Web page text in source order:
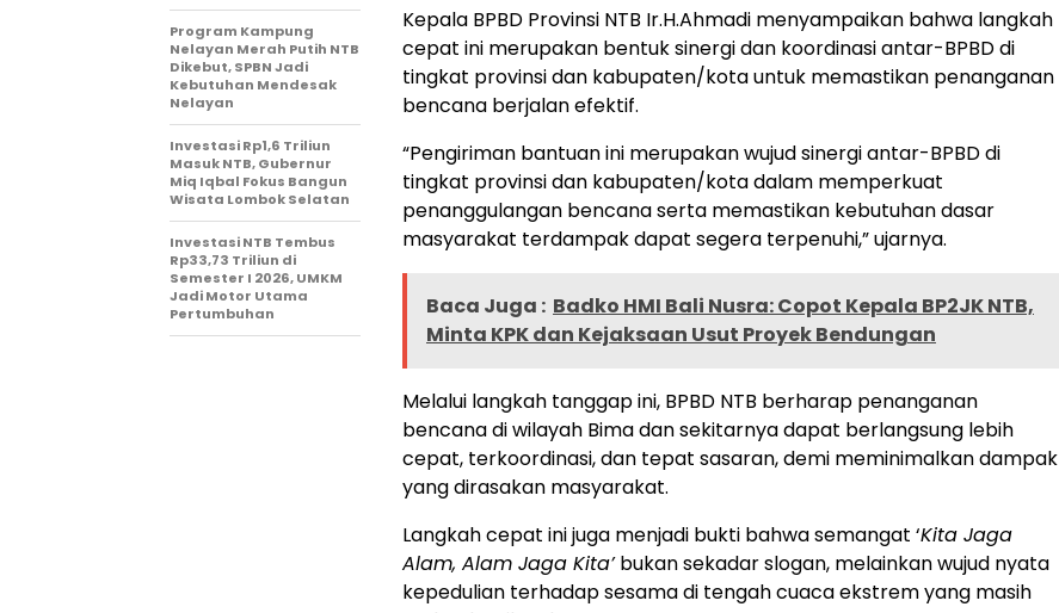
Kepala BPBD Provinsi NTB Ir.H.Ahmadi menyampaikan bahwa langkah
cepat ini merupakan bentuk sinergi dan koordinasi antar-BPBD di
tingkat provinsi dan kabupaten/kota untuk memastikan penanganan
bencana berjalan efektif.
“Pengiriman bantuan ini merupakan wujud sinergi antar-BPBD di
tingkat provinsi dan kabupaten/kota dalam memperkuat
penanggulangan bencana serta memastikan kebutuhan dasar
masyarakat terdampak dapat segera terpenuhi,” ujarnya.
Baca Juga : Badko HMI Bali Nusra: Copot Kepala BP2JK NTB,
Minta KPK dan Kejaksaan Usut Proyek Bendungan
Melalui langkah tanggap ini, BPBD NTB berharap penanganan
bencana di wilayah Bima dan sekitarnya dapat berlangsung lebih
cepat, terkoordinasi, dan tepat sasaran, demi meminimalkan dampak
yang dirasakan masyarakat.
Langkah cepat ini juga menjadi bukti bahwa semangat ‘Kita Jaga
Alam, Alam Jaga Kita’bukan sekadar slogan, melainkan wujud nyata
kepedulian terhadap sesama di tengah cuaca ekstrem yang masih
Program Kampung
Nelayan Merah Putih NTB
Dikebut, SPBN Jadi
Kebutuhan Mendesak
Nelayan
Investasi Rp1,6 Triliun
Masuk NTB, Gubernur
Miq Iqbal Fokus Bangun
Wisata Lombok Selatan
Investasi NTB Tembus
Rp33,73 Triliun di
Semester I 2026, UMKM
Jadi Motor Utama
Pertumbuhan